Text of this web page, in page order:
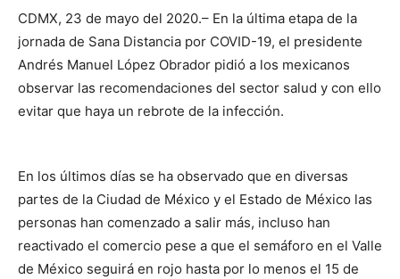
CDMX, 23 de mayo del 2020.– En la última etapa de la
jornada de Sana Distancia por COVID-19, el presidente
Andrés Manuel López Obrador pidió a los mexicanos
observar las recomendaciones del sector salud y con ello
evitar que haya un rebrote de la infección.
En los últimos días se ha observado que en diversas
partes de la Ciudad de México y el Estado de México las
personas han comenzado a salir más, incluso han
reactivado el comercio pese a que el semáforo en el Valle
de México seguirá en rojo hasta por lo menos el 15 de